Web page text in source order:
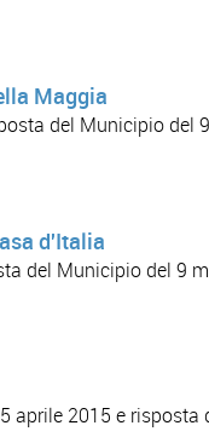
Maggia
del Municipio del 9
d'Italia
del Municipio del 9
aprile 2015 e risposta